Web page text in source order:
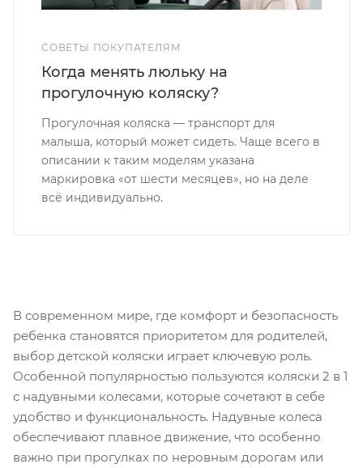
СОВЕТЫ ПОКУПАТЕЛЯМ
Когда менять люльку на
прогулочную коляску?
Прогулочная коляска — транспорт для
малыша, который может сидеть. Чаще всего в
описании к таким моделям указана
маркировка «от шести месяцев», но на деле
всё индивидуально.
В современном мире, где комфорт и безопасность
ребенка становятся приоритетом для родителей,
выбор детской коляски играет ключевую роль.
Особенной популярностью пользуются коляски 2 в 1
с надувными колесами, которые сочетают в себе
удобство и функциональность. Надувные колеса
обеспечивают плавное движение, что особенно
важно при прогулках по неровным дорогам или